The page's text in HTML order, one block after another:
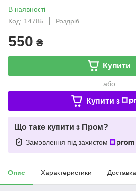
В наявності
Код: 14785
Роздріб
550 ₴
Купити
або
Купити з
Що таке купити з Пром?
Замовлення під захистом
Опис Характеристики Доставка